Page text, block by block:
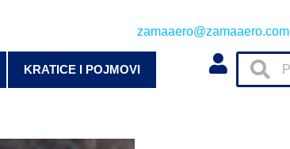
zamaaero@zamaaero.com
KRATICE I POJMOVI